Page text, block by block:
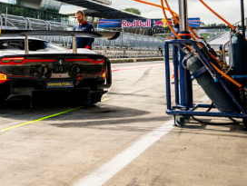
Alle anzeigen